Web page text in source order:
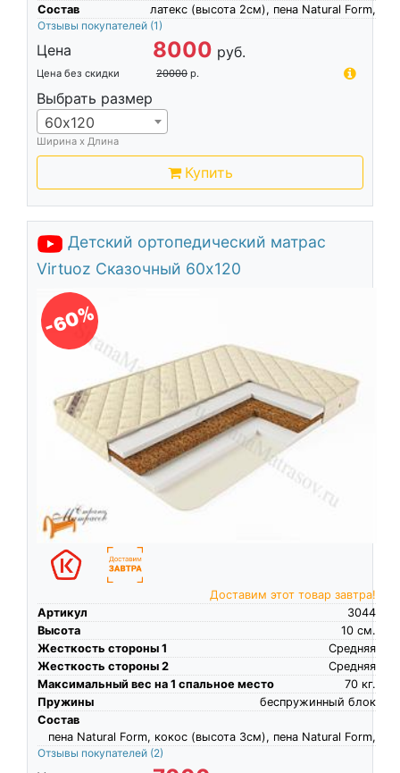
Состав
латекс (высота 2см), пена Natural Form,
Отзывы покупателей (1)
Цена 8000 руб.
Цена без скидки 20000 р.
Выбрать размер
60х120
Ширина х Длина
Купить
Детский ортопедический матрас
Virtuoz Сказочный 60х120
-60%
Доставим этот товар завтра!
Артикул
3044
Высота
см.
10
Жесткость стороны 1
Средняя
Жесткость стороны 2
Средняя
Максимальный вес на 1 спальное место
кг.
70
Пружины
беспружинный блок
Состав
пена Natural Form, кокос (высота 3см), пена Natural Form,
Отзывы покупателей (2)